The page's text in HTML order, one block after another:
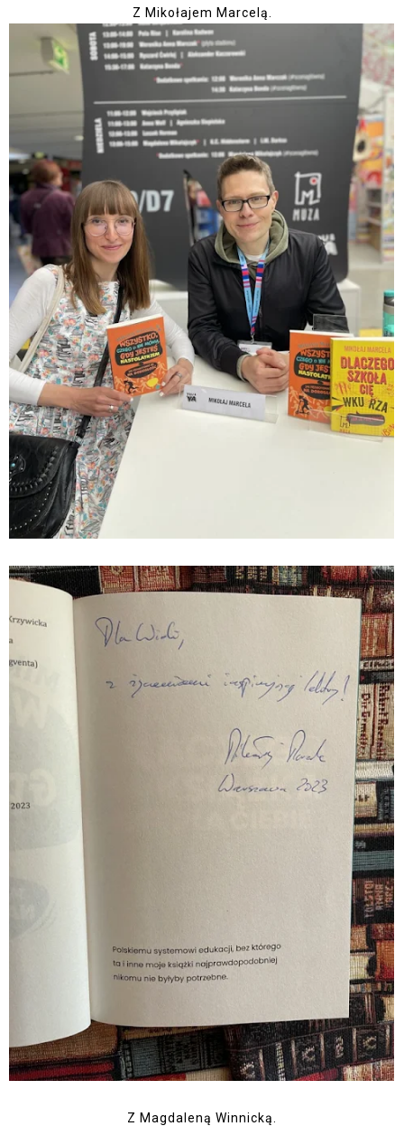
Z Mikołajem Marcelą.
Z Magdaleną Winnicką.